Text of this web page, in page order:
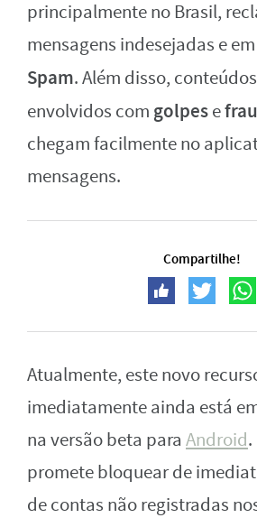
principalmente no Brasil,
mensagens indesejadas e
Spam. Além disso,
envolvidos com golpese
chegam facilmente no
mensagens.
Compartilhe!
Atualmente, este novo
imediatamente ainda está
na versão beta para Android
promete bloquear de
de contas não registradas